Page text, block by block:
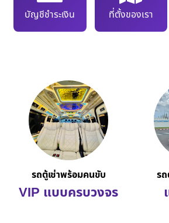
บัญชีชำระเงิน ที่ตั้งของเรา
รถตู้เช่าพร้อมคนขับ
VIP แบบครบวงจร
ร